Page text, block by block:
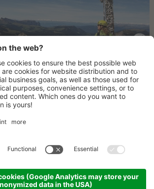
COME ARRIVARE
NEWSLETTER